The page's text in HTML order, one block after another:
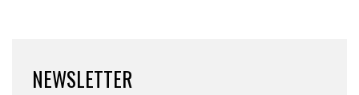
NEWSLETTER